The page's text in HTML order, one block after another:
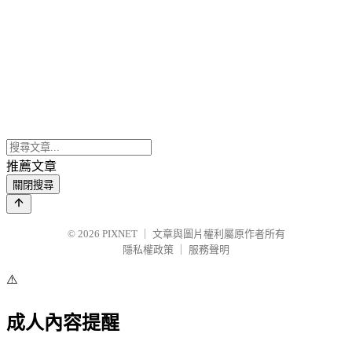
推薦文章
關閉搜尋
© 2026 PIXNET
文章與圖片權利屬原作者所有
隱私權政策
服務聲明
⚠️
成人內容提醒